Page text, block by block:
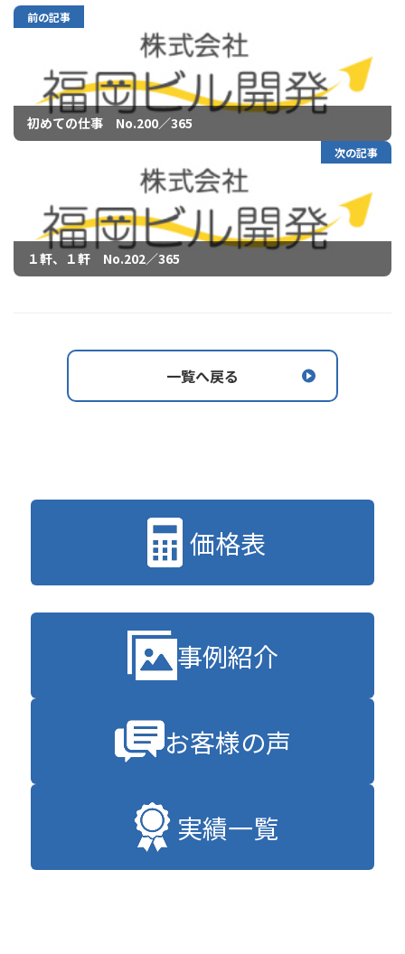
前の記事
初めての仕事 No.200／365
次の記事
１軒、１軒 No.202／365
一覧へ戻る
価格表
事例紹介
お客様の声
実績一覧